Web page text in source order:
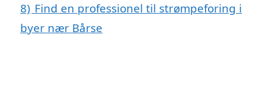
8) Find en professionel til strømpeforing i
byer nær Bårse